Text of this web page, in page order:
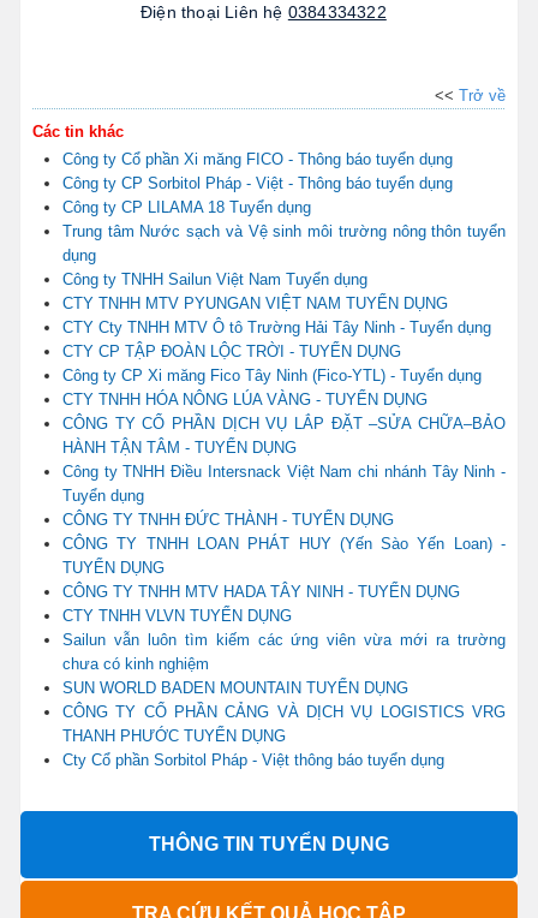
Điện thoại Liên hệ 0384334322
<< Trở về
Các tin khác
Công ty Cổ phần Xi măng FICO - Thông báo tuyển dụng
Công ty CP Sorbitol Pháp - Việt - Thông báo tuyển dụng
Công ty CP LILAMA 18 Tuyển dụng
Trung tâm Nước sạch và Vệ sinh môi trường nông thôn tuyển
dụng
Công ty TNHH Sailun Việt Nam Tuyển dụng
CTY TNHH MTV PYUNGAN VIỆT NAM TUYỂN DỤNG
CTY Cty TNHH MTV Ô tô Trường Hải Tây Ninh - Tuyển dụng
CTY CP TẬP ĐOÀN LỘC TRỜI - TUYỂN DỤNG
Công ty CP Xi măng Fico Tây Ninh (Fico-YTL) - Tuyển dụng
CTY TNHH HÓA NÔNG LÚA VÀNG - TUYỂN DỤNG
CÔNG TY CỔ PHẦN DỊCH VỤ LẮP ĐẶT –SỬA CHỮA–BẢO
HÀNH TẬN TÂM - TUYỂN DỤNG
Công ty TNHH Điều Intersnack Việt Nam chi nhánh Tây Ninh -
Tuyển dụng
CÔNG TY TNHH ĐỨC THÀNH - TUYỂN DỤNG
CÔNG TY TNHH LOAN PHÁT HUY (Yến Sào Yến Loan) -
TUYỂN DỤNG
CÔNG TY TNHH MTV HADA TÂY NINH - TUYỂN DỤNG
CTY TNHH VLVN TUYỂN DỤNG
Sailun vẫn luôn tìm kiếm các ứng viên vừa mới ra trường
chưa có kinh nghiệm
SUN WORLD BADEN MOUNTAIN TUYỂN DỤNG
CÔNG TY CỔ PHẦN CẢNG VÀ DỊCH VỤ LOGISTICS VRG
THANH PHƯỚC TUYỂN DỤNG
Cty Cổ phần Sorbitol Pháp - Việt thông báo tuyển dụng
THÔNG TIN TUYỂN DỤNG
TRA CỨU KẾT QUẢ HỌC TẬP